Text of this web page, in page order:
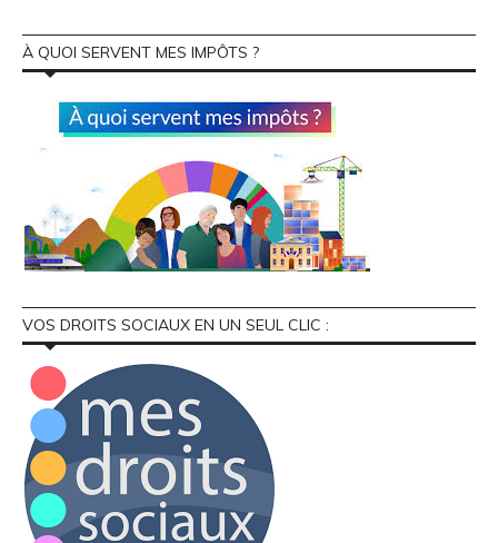
À QUOI SERVENT MES IMPÔTS ?
VOS DROITS SOCIAUX EN UN SEUL CLIC :